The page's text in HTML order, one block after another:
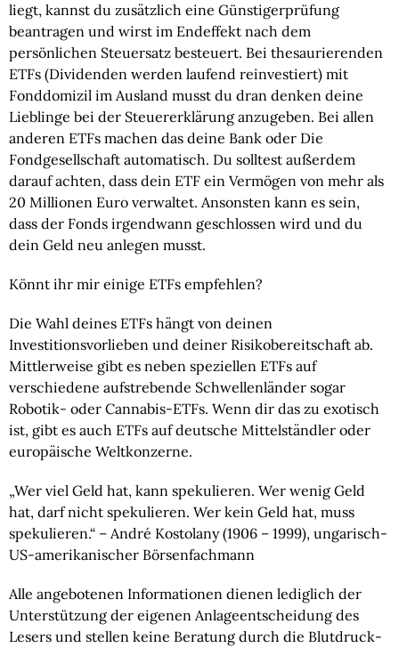
liegt, kannst du zusätzlich eine Günstigerprüfung
beantragen und wirst im Endeffekt nach dem
persönlichen Steuersatz besteuert. Bei thesaurierenden
ETFs (Dividenden werden laufend reinvestiert) mit
Fonddomizil im Ausland musst du dran denken deine
Lieblinge bei der Steuererklärung anzugeben. Bei allen
anderen ETFs machen das deine Bank oder Die
Fondgesellschaft automatisch. Du solltest außerdem
darauf achten, dass dein ETF ein Vermögen von mehr als
20 Millionen Euro verwaltet. Ansonsten kann es sein,
dass der Fonds irgendwann geschlossen wird und du
dein Geld neu anlegen musst.
Könnt ihr mir einige ETFs empfehlen?
Die Wahl deines ETFs hängt von deinen
Investitionsvorlieben und deiner Risikobereitschaft ab.
Mittlerweise gibt es neben speziellen ETFs auf
verschiedene aufstrebende Schwellenländer sogar
Robotik- oder Cannabis-ETFs. Wenn dir das zu exotisch
ist, gibt es auch ETFs auf deutsche Mittelständler oder
europäische Weltkonzerne.
„Wer viel Geld hat, kann spekulieren. Wer wenig Geld
hat, darf nicht spekulieren. Wer kein Geld hat, muss
spekulieren.“ – André Kostolany (1906 – 1999), ungarisch-
US-amerikanischer Börsenfachmann
Alle angebotenen Informationen dienen lediglich der
Unterstützung der eigenen Anlageentscheidung des
Lesers und stellen keine Beratung durch die Blutdruck-